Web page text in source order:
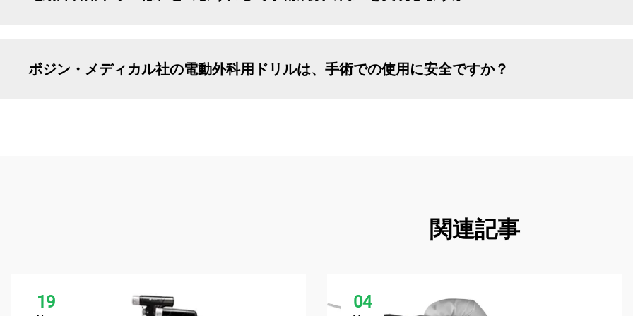
ボジン・メディカル社の電動外科用ドリルは、手術での使用に安全ですか？
関連記事
19 04